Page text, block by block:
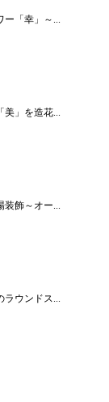
ー「幸」～...
美」を造花...
装飾～オー...
ラウンドス...